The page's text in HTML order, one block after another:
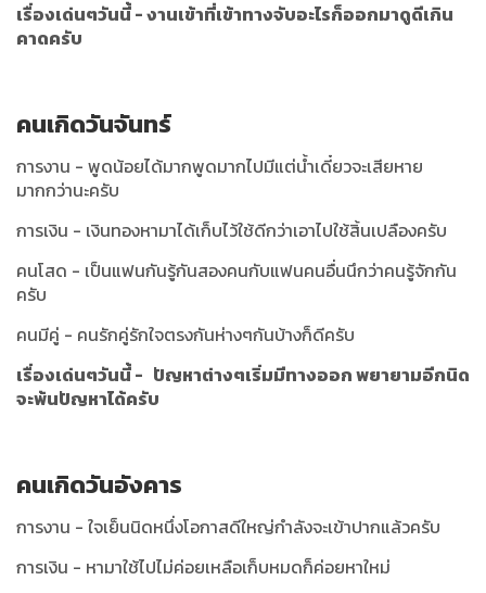
เรื่องเด่นๆวันนี้ - งานเข้าที่เข้าทางจับอะไรก็ออกมาดูดีเกิน
คาดครับ
คนเกิดวันจันทร์
การงาน - พูดน้อยได้มากพูดมากไปมีแต่น้ำเดี๋ยวจะเสียหาย
มากกว่านะครับ
การเงิน - เงินทองหามาได้เก็บไว้ใช้ดีกว่าเอาไปใช้สิ้นเปลืองครับ
คนโสด - เป็นแฟนกันรู้กันสองคนกับแฟนคนอื่นนึกว่าคนรู้จักกัน
ครับ
คนมีคู่ - คนรักคู่รักใจตรงกันห่างๆกันบ้างก็ดีครับ
เรื่องเด่นๆวันนี้ - ปัญหาต่างๆเริ่มมีทางออก พยายามอีกนิด
จะพ้นปัญหาได้ครับ
คนเกิดวันอังคาร
การงาน - ใจเย็นนิดหนึ่งโอกาสดีใหญ่กำลังจะเข้าปากแล้วครับ
การเงิน - หามาใช้ไปไม่ค่อยเหลือเก็บหมดก็ค่อยหาใหม่